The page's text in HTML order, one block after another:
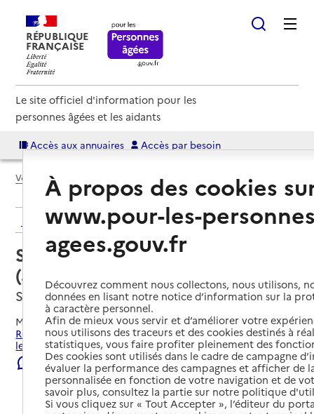
RÉPUBLIQUE
FRANÇAISE
Le site officiel d'information pour les
personnes âgées et les aidants
Accès aux annuaires Accès par besoin
Voir le fil d’Ariane
Retour aux résultats de l'annuaire
Service autonomie à domicile
(aide) – ADMR
Salins-les-Bains, JURA
Mis à jour le23/07/2026
Rechercher les établissements et services autour de Salins-
les-Bains.
Signaler une erreur
À propos des cookies
www.pour-les-
agees.gouv.fr
Découvrez comment nous collectons, nous utilisons,
données en lisant notre notice d’information sur la
à caractère personnel.
Afin de mieux vous servir et d’améliorer votre
nous utilisons des traceurs et des cookies destinés à
statistiques, vous faire profiter pleinement des
Des cookies sont utilisés dans le cadre de campagne
évaluer la performance des campagnes et afficher de
personnalisée en fonction de votre navigation et de
savoir plus, consultez la partie sur notre politique
Si vous cliquez sur « Tout Accepter », l’éditeur du